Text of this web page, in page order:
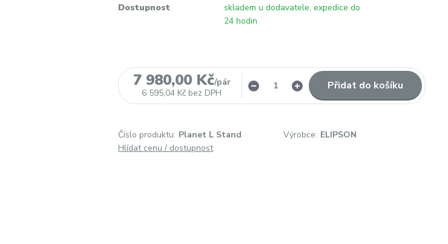
Dostupnost
skladem u dodavatele, expedice do
24 hodin
7 980,00 Kč/pár
6 595,04 Kč bez DPH
Přidat do košíku
Číslo produktu: Planet L Stand Výrobce: ELIPSON
Hlídat cenu / dostupnost